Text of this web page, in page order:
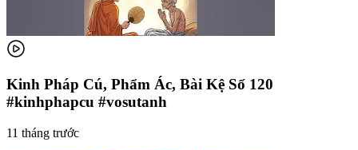
Kinh Pháp Cú, Phẩm Ác, Bài Kệ Số 120
#kinhphapcu #vosutanh
11 tháng trước